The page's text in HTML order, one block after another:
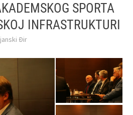
SPORTA
INFRASTRUKTURI
Đir